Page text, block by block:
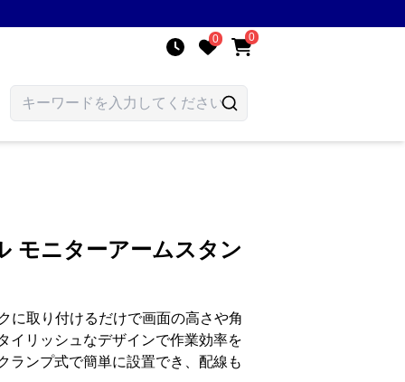
0 0
モニターアームスタン
に取り付けるだけで画面の高さや角
イリッシュなデザインで作業効率を
ランプ式で簡単に設置でき、配線も